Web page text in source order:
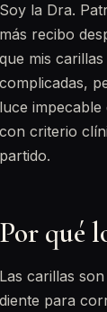
Soy la Dra.
más recibo
que mis
complicadas,
luce
con criterio
partido.
Por qué
Las carillas
diente para